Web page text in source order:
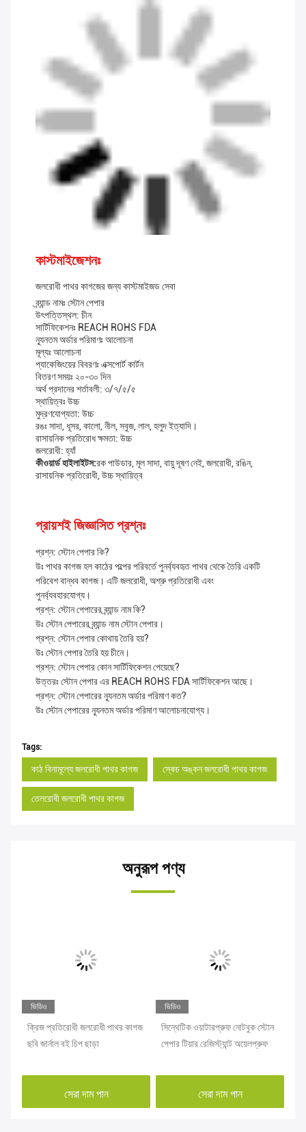
কাস্টমাইজেশনঃ
জলরোধী পাথর কাগজের জন্য কাস্টমাইজড সেবা
ব্র্যান্ড নামঃ স্টোন পেপার
উৎপত্তিস্থল: চীন
সার্টিফিকেশনঃ REACH ROHS FDA
ন্যূনতম অর্ডার পরিমাণঃ আলোচনা
মূল্যঃ আলোচনা
প্যাকেজিংয়ের বিবরণঃ এক্সপোর্ট কার্টন
বিতরণ সময়ঃ ২০-৩০ দিন
অর্থ প্রদানের শর্তাবলী: ৩/৭/৫/৫
স্থায়িত্বঃ উচ্চ
মুদ্রণযোগ্যতা: উচ্চ
রঙঃ সাদা, ধূসর, কালো, নীল, সবুজ, লাল, হলুদ ইত্যাদি।
রাসায়নিক প্রতিরোধ ক্ষমতা: উচ্চ
জলরোধী: হ্যাঁ
কীওয়ার্ড হাইলাইটস:রক পাউডার, মূল সাদা, বায়ু দূষণ নেই, জলরোধী, রঙিন,
রাসায়নিক প্রতিরোধী, উচ্চ স্থায়িত্ব
প্রায়শই জিজ্ঞাসিত প্রশ্নঃ
প্রশ্ন: স্টোন পেপার কি?
উঃ পাথর কাগজ হল কাঠের পল্পের পরিবর্তে পুনর্ব্যবহৃত পাথর থেকে তৈরি একটি
পরিবেশ বান্ধব কাগজ। এটি জলরোধী, অশ্রু প্রতিরোধী এবং
পুনর্ব্যবহারযোগ্য।
প্রশ্ন: স্টোন পেপারের ব্র্যান্ড নাম কি?
উঃ স্টোন পেপারের ব্র্যান্ড নাম স্টোন পেপার।
প্রশ্ন: স্টোন পেপার কোথায় তৈরি হয়?
উঃ স্টোন পেপার তৈরি হয় চীনে।
প্রশ্ন: স্টোন পেপার কোন সার্টিফিকেশন পেয়েছে?
উত্তরঃ স্টোন পেপার এর REACH ROHS FDA সার্টিফিকেশন আছে।
প্রশ্ন: স্টোন পেপারের ন্যূনতম অর্ডার পরিমাণ কত?
উঃ স্টোন পেপারের ন্যূনতম অর্ডার পরিমাণ আলোচনাযোগ্য।
Tags:
কাঠ বিনামূল্যে জলরোধী পাথর কাগজ স্কেচ অঙ্কন জলরোধী পাথর কাগজ
তেলরোধী জলরোধী পাথর কাগজ
অনুরূপ পণ্য
ভিডিও
ক্রিজ প্রতিরোধী জলরোধী পাথর কাগজ
ছবি জার্নাল বই চিপ ছাড়া
সেরা দাম পান
ভিডিও
সিন্থেটিক ওয়াটারপ্রুফ নোটবুক স্টোন
পেপার টিয়ার রেজিস্ট্যান্ট অয়েলপ্রুফ
সেরা দাম পান